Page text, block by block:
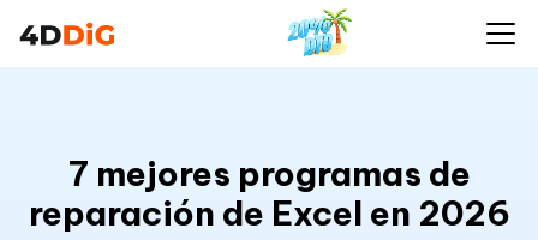
7 mejores programas de
reparación de Excel en 2026